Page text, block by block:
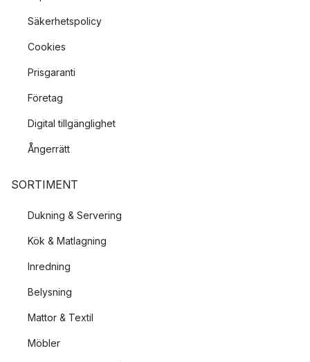
Säkerhetspolicy
Cookies
Prisgaranti
Företag
Digital tillgänglighet
Ångerrätt
SORTIMENT
Dukning & Servering
Kök & Matlagning
Inredning
Belysning
Mattor & Textil
Möbler